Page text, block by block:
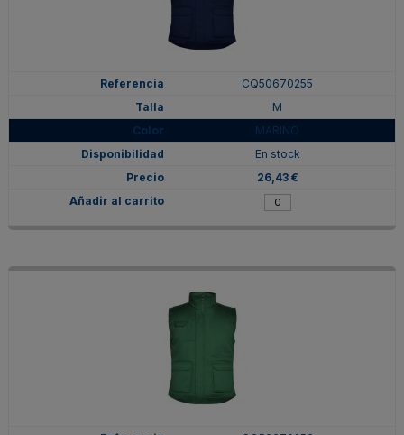
CQ50670255
M
MARINO
En stock
26,43 €